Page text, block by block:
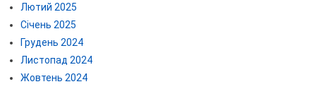
Лютий 2025
Січень 2025
Грудень 2024
Листопад 2024
Жовтень 2024